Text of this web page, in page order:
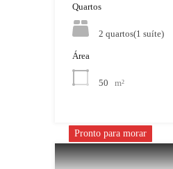
Quartos
2 quartos(1 suíte)
Área
50 m²
Pronto para morar